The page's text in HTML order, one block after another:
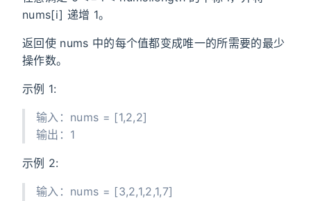
nums[i] 递增 1。
返回使 nums 中的每个值都变成唯一的所需要的最少
操作数。
示例 1:
输入：nums = [1,2,2]
输出：1
示例 2:
输入：nums = [3,2,1,2,1,7]